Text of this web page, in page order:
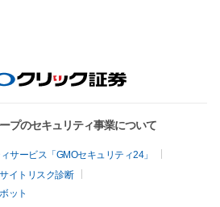
プのセキュリティ事業について
サービス「GMOセキュリティ24」
イトリスク診断
ット